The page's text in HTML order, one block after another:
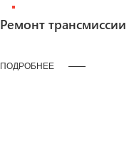
Ремонт трансмиссии
ПОДРОБНЕЕ